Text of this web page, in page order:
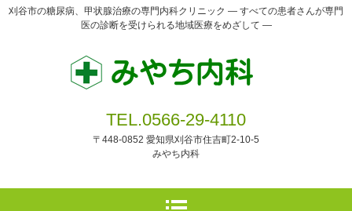
刈谷市の糖尿病、甲状腺治療の専門内科クリニック ― すべての患者さんが専門
医の診断を受けられる地域医療をめざして ―
TEL.0566-29-4110
〒448-0852 愛知県刈谷市住吉町2-10-5
みやち内科